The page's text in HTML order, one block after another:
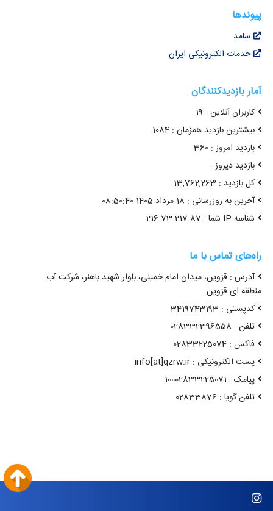
پیوندها
سامد
خدمات الکترونیکی ایران
آمار بازدیدکنندگان
کاربران آنلاین : 19
بیشترین بازدید همزمان : 1084
بازدید امروز : 360
بازدید دیروز :
کل بازدید : 13,762,263
آخرین به روزرسانی : 18 مرداد 1405 08:50:40
شناسه IP شما : 216.73.217.87
راه‌های تماس با ما
آدرس : قزوین، میدان امام خمینی، بلوار شهید باهنر، شرکت آب
منطقه ای قزوین
کدپستی : 3419743193
تلفن : 028332396558
فاکس : 02833225074
پست الکترونیکی : info[at]qzrw.ir
پیامک : 10002833225071
تلفن گویا : 02833876